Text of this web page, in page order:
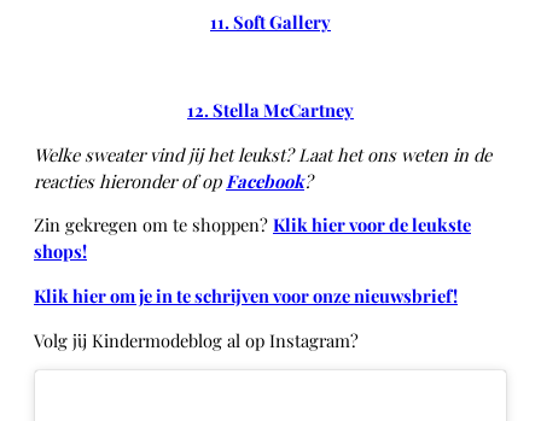
11. Soft Gallery
12. Stella McCartney
Welke sweater vind jij het leukst? Laat het ons weten in de
reacties hieronder of op Facebook?
Zin gekregen om te shoppen? Klik hier voor de leukste
shops!
Klik hier om je in te schrijven voor onze nieuwsbrief!
Volg jij Kindermodeblog al op Instagram?